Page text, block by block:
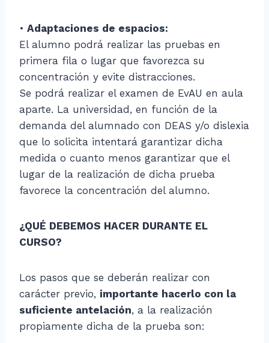
• Adaptaciones de espacios:
El alumno podrá realizar las pruebas en
primera fila o lugar que favorezca su
concentración y evite distracciones.
Se podrá realizar el examen de EvAU en aula
aparte. La universidad, en función de la
demanda del alumnado con DEAS y/o dislexia
que lo solicita intentará garantizar dicha
medida o cuanto menos garantizar que el
lugar de la realización de dicha prueba
favorece la concentración del alumno.
¿QUÉ DEBEMOS HACER DURANTE EL
CURSO?
Los pasos que se deberán realizar con
carácter previo, importante hacerlo con la
suficiente antelación, a la realización
propiamente dicha de la prueba son: